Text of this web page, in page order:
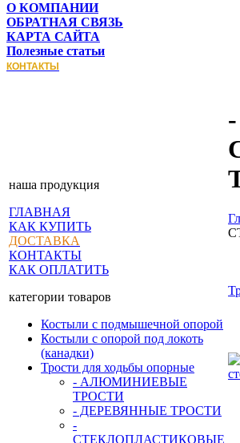
О КОМПАНИИ
ОБРАТНАЯ СВЯЗЬ
КАРТА САЙТА
Полезные статьи
КОНТАКТЫ
наша продукция
ГЛАВНАЯ
КАК КУПИТЬ
ДОСТАВКА
КОНТАКТЫ
КАК ОПЛАТИТЬ
категории товаров
Костыли с подмышечной опорой
Костыли с опорой под локоть
(канадки)
Трости для ходьбы опорные
- АЛЮМИНИЕВЫЕ
ТРОСТИ
- ДЕРЕВЯННЫЕ ТРОСТИ
-
СТЕКЛОПЛАСТИКОВЫЕ
-